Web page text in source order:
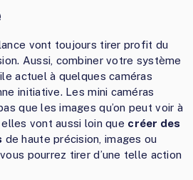
vont toujours tirer profit du
Aussi, combiner votre système
actuel à quelques caméras
initiative. Les mini caméras
que les images qu’on peut voir à
vont aussi loin que créer des
de haute précision, images ou
pourrez tirer d’une telle action